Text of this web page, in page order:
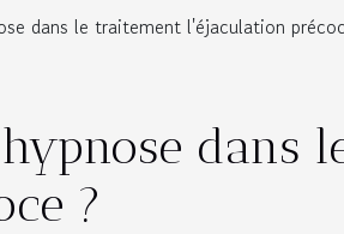
dans le traitement l'éjaculation
dans
?